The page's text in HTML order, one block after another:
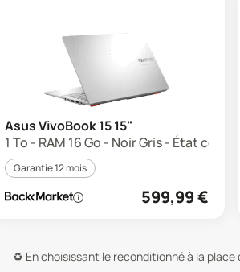
Asus VivoBook 15 15"
1 To - RAM 16 Go - Noir Gris - État correct
Garantie 12 mois
599,99€
♻️ En choisissant le reconditionné à la